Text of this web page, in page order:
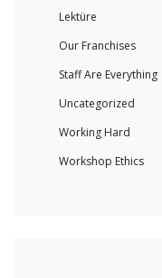
Lektüre
Our Franchises
Staff Are Everything
Uncategorized
Working Hard
Workshop Ethics